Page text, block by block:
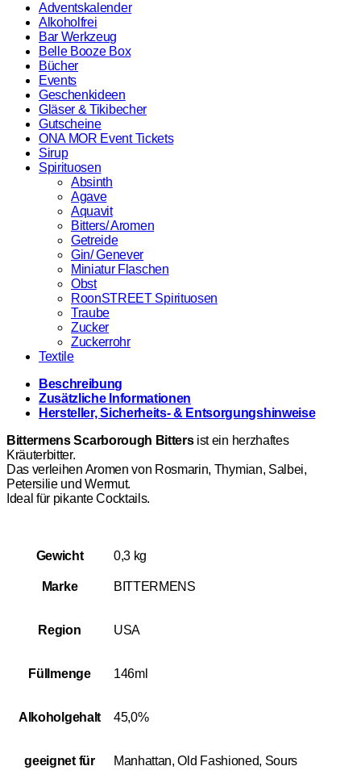
Adventskalender
Alkoholfrei
Bar Werkzeug
Belle Booze Box
Bücher
Events
Geschenkideen
Gläser & Tikibecher
Gutscheine
ONA MOR Event Tickets
Sirup
Spirituosen
Absinth
Agave
Aquavit
Bitters/ Aromen
Getreide
Gin/ Genever
Miniatur Flaschen
Obst
RoonSTREET Spirituosen
Traube
Zucker
Zuckerrohr
Textile
Beschreibung
Zusätzliche Informationen
Hersteller, Sicherheits- & Entsorgungshinweise
Bittermens Scarborough Bittersist ein herzhaftes
Kräuterbitter.
Das verleihen Aromen von Rosmarin, Thymian, Salbei,
Petersilie und Wermut.
Ideal für pikante Cocktails.
Gewicht 0,3 kg
Marke BITTERMENS
Region USA
Füllmenge 146ml
Alkoholgehalt 45,0%
geeignet für Manhattan, Old Fashioned, Sours